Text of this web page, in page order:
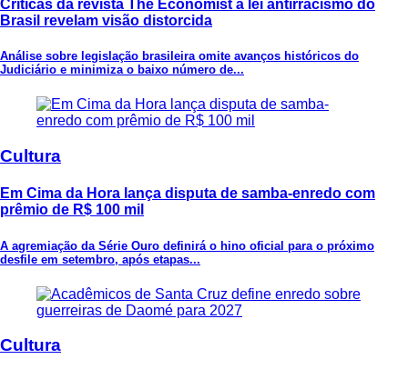
Críticas da revista The Economist à lei antirracismo do
Brasil revelam visão distorcida
Análise sobre legislação brasileira omite avanços históricos do
Judiciário e minimiza o baixo número de...
Cultura
Em Cima da Hora lança disputa de samba-enredo com
prêmio de R$ 100 mil
A agremiação da Série Ouro definirá o hino oficial para o próximo
desfile em setembro, após etapas...
Cultura